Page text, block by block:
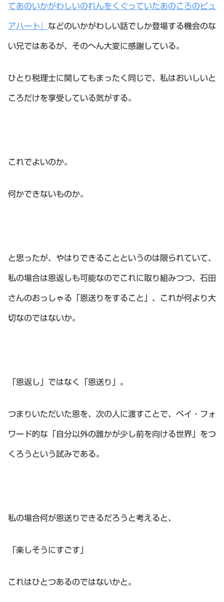
てあのいかがわしいのれんをくぐっていたあのころのピュ
アハート』 などのいかがわしい話でしか登場する機会のな
い兄ではあるが、そのへん大変に感謝している。
ひとり税理士に関してもまったく同じで、私はおいしいと
ころだけを享受している気がする。
これでよいのか。
何かできないものか。
と思ったが、やはりできることというのは限られていて、
私の場合は恩返しも可能なのでこれに取り組みつつ、石田
さんのおっしゃる「恩送りをすること」、これが何より大
切なのではないか。
「恩返し」ではなく「恩送り」。
つまりいただいた恩を、次の人に渡すことで、ペイ・フォ
ワード的な「自分以外の誰かが少し前を向ける世界」をつ
くろうという試みである。
私の場合何が恩送りできるだろうと考えると、
「楽しそうにすごす」
これはひとつあるのではないかと。